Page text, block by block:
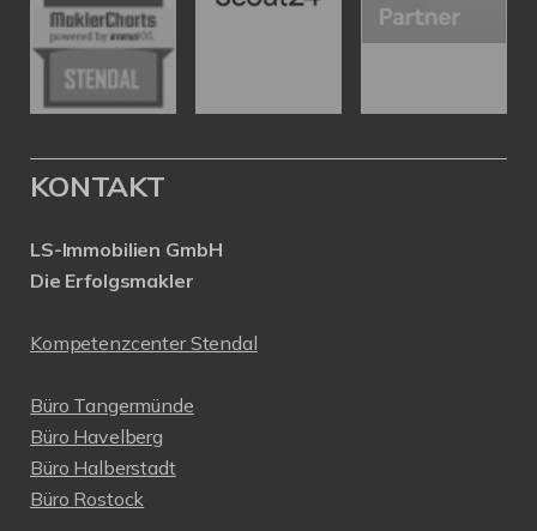
KONTAKT
LS-Immobilien GmbH
Die Erfolgsmakler
Kompetenzcenter Stendal
Büro Tangermünde
Büro Havelberg
Büro Halberstadt
Büro Rostock